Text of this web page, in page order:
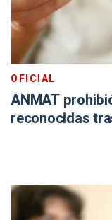
OFICIAL
ANMAT
reconocidas